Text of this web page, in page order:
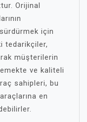
Orijinal
sürdürmek için
tedarikçiler,
müşterilerin
ve kaliteli
sahipleri, bu
en